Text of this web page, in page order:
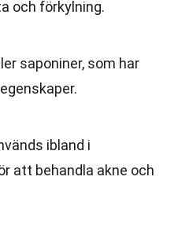
och förkylning.
saponiner, som har
ibland i
att behandla akne och